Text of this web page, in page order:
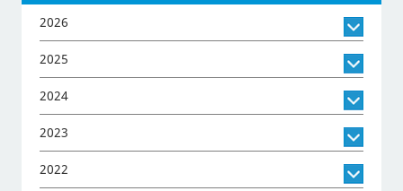
2026
2025
2024
2023
2022